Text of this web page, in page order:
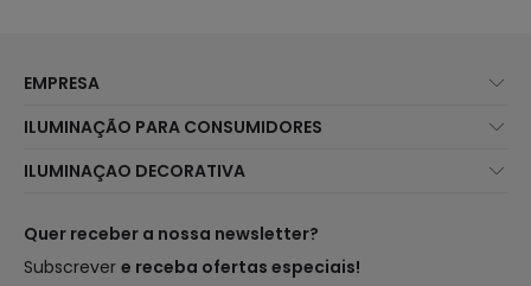
EMPRESA
Atendimento ao Cliente
Métodos de Envio
É Profissional?
Perguntas Frequentes (FAQ)
ILUMINAÇÃO PARA CONSUMIDORES
Marcas
Calculadora
ILUMINAÇAO DECORATIVA
Tendências
Marcas de Decoração Premium
Quer receber a nossa newsletter?
Subscrever e receba ofertas especiais!